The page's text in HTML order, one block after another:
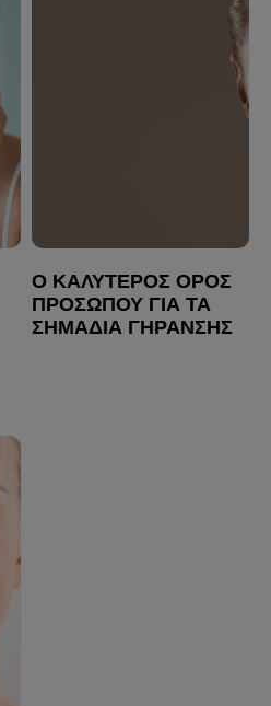
Ο ΚΑΛΎΤΕΡΟΣ ΟΡΌΣ
ΠΡΟΣΏΠΟΥ ΓΙΑ ΤΑ
ΣΗΜΆΔΙΑ ΓΉΡΑΝΣΗΣ